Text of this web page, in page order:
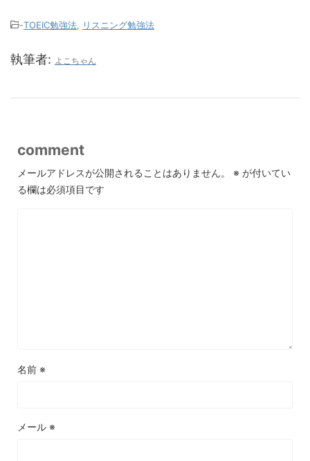
-TOEIC勉強法 リスニング勉強法
執筆者: よこちゃん
comment
メールアドレスが公開されることはありません。 ※ が付いてい
る欄は必須項目です
名前 ※
メール ※